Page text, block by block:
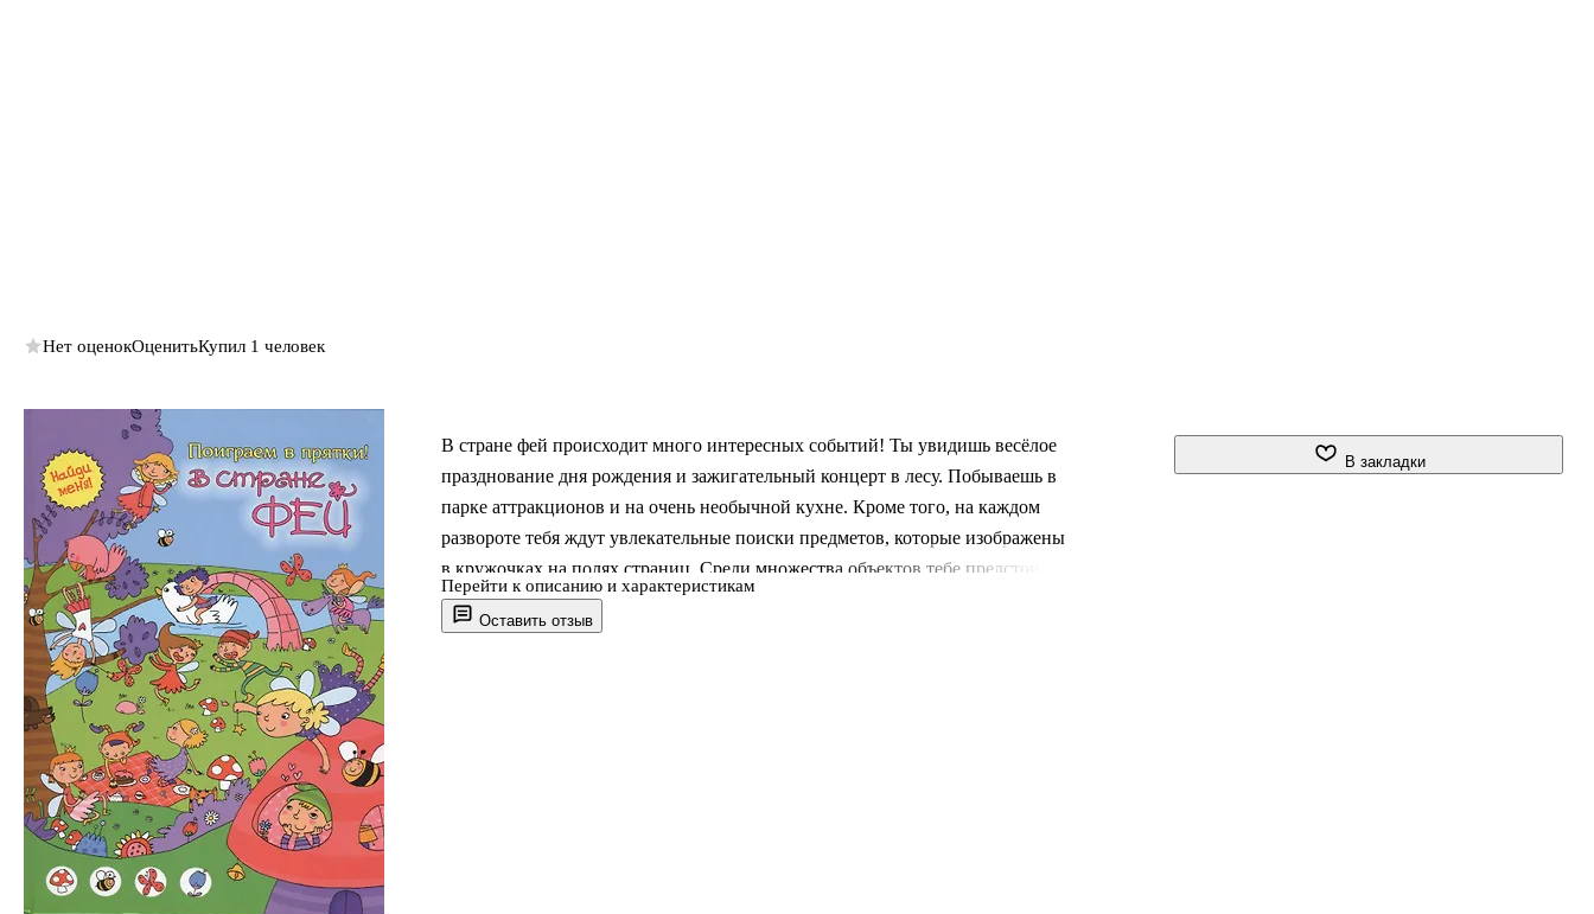
Оставить отзыв
В стране фей происходит много интересных событий! Ты увидишь весёлое
празднование дня рождения и зажигательный концерт в лесу. Побываешь в
парке аттракционов и на очень необычной кухне. Кроме того, на каждом
развороте тебя ждут увлекательные поиски предметов, которые изображены
в кружочках на полях страниц. Среди множества объектов тебе предстоит
отыскать волшебные палочки, музыкальные ноты, печенье в форме сердец и
многое другое! .
Перейти к описанию и характеристикам
Нет оценокОценитьКупил 1 человек
В закладки